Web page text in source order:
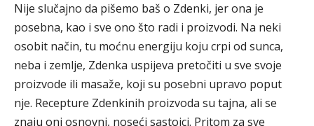
Nije slučajno da pišemo baš o Zdenki, jer ona je
posebna, kao i sve ono što radi i proizvodi. Na neki
osobit način, tu moćnu energiju koju crpi od sunca,
neba i zemlje, Zdenka uspijeva pretočiti u sve svoje
proizvode ili masaže, koji su posebni upravo poput
nje. Recepture Zdenkinih proizvoda su tajna, ali se
znaju oni osnovni, noseći sastojci. Pritom za sve